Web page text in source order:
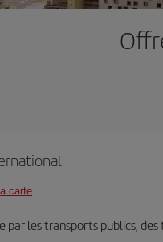
carte
par les transports publics,